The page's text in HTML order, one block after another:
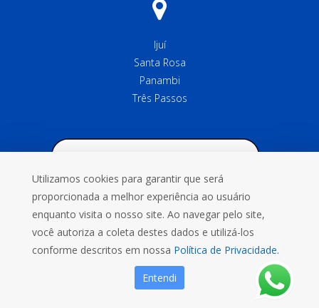
Ijuí
Santa Rosa
Panambi
Três Passos
Utilizamos cookies para garantir que será
proporcionada a melhor experiência ao usuário
enquanto visita o nosso site. Ao navegar pelo site,
você autoriza a coleta destes dados e utilizá-los
conforme descritos em nossa Política de Privacidade.
Entendi